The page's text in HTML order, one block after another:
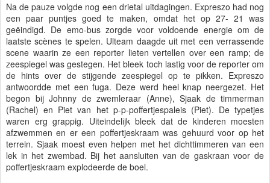
Na de pauze volgde nog een drietal uitdagingen. Expreszo had nog
een paar puntjes goed te maken, omdat het op 27- 21 was
geëindigd. De emo-bus zorgde voor voldoende energie om de
laatste scènes te spelen. Ulteam daagde uit met een verrassende
scene waarin ze een reporter lieten vertellen over een ramp; de
zeespiegel was gestegen. Het bleek toch lastig voor de reporter om
de hints over de stijgende zeespiegel op te pikken. Expreszo
antwoordde met een fuga. Deze werd heel knap neergezet. Het
begon bij Johnny de zwemleraar (Anne), Sjaak de timmerman
(Rachel) en Piet van het p-p-poffertjespaleis (Piet). De typetjes
waren erg grappig. Uiteindelijk bleek dat de kinderen moesten
afzwemmen en er een poffertjeskraam was gehuurd voor op het
terrein. Sjaak moest even helpen met het dichttimmeren van een
lek in het zwembad. Bij het aansluiten van de gaskraan voor de
poffertjeskraam explodeerde de boel.